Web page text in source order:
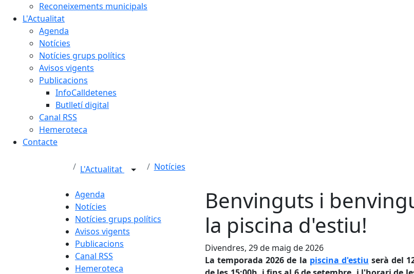
Reconeixements municipals
L'Actualitat
Agenda
Notícies
Notícies grups polítics
Avisos vigents
Publicacions
InfoCalldetenes
Butlletí digital
Canal RSS
Hemeroteca
Contacte
L'Actualitat Notícies
Agenda
Notícies
Notícies grups polítics
Avisos vigents
Publicacions
Canal RSS
Hemeroteca
Benvinguts i
la piscina d'estiu!
Divendres, 29 de maig de 2026
La temporada 2026 de la piscina d'estiu serà del